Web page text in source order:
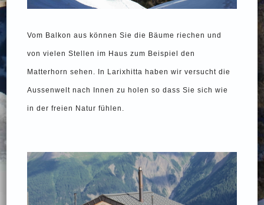
Vom Balkon aus können Sie die Bäume riechen und
von vielen Stellen im Haus zum Beispiel den
Matterhorn sehen. In Larixhitta haben wir versucht die
Aussenwelt nach Innen zu holen so dass Sie sich wie
in der freien Natur fühlen.